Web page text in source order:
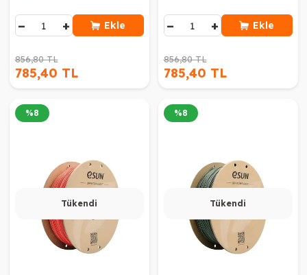
− + Ekle
856,80 TL
785,40 TL
− + Ekle
856,80 TL
785,40 TL
Tükendi
%8
Tükendi
%8